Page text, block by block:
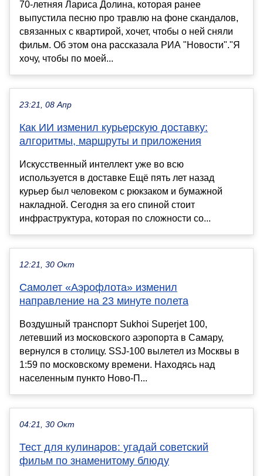
70-летняя Лариса Долина, которая ранее
выпустила песню про травлю на фоне скандалов,
связанных с квартирой, хочет, чтобы о ней сняли
фильм. Об этом она рассказала РИА "Новости"."Я
хочу, чтобы по моей...
23:21, 08 Апр
Как ИИ изменил курьерскую доставку:
алгоритмы, маршруты и приложения
Искусственный интеллект уже во всю
используется в доставке Ещё пять лет назад
курьер был человеком с рюкзаком и бумажной
накладной. Сегодня за его спиной стоит
инфраструктура, которая по сложности со...
12:21, 30 Окт
Самолет «Аэрофлота» изменил
направление на 23 минуте полета
Воздушный транспорт Sukhoi Superjet 100,
летевший из московского аэропорта в Самару,
вернулся в столицу. SSJ-100 вылетел из Москвы в
1:59 по московскому времени. Находясь над
населенным пункто Ново-П...
04:21, 30 Окт
Тест для кулинаров: угадай советский
фильм по знаменитому блюду